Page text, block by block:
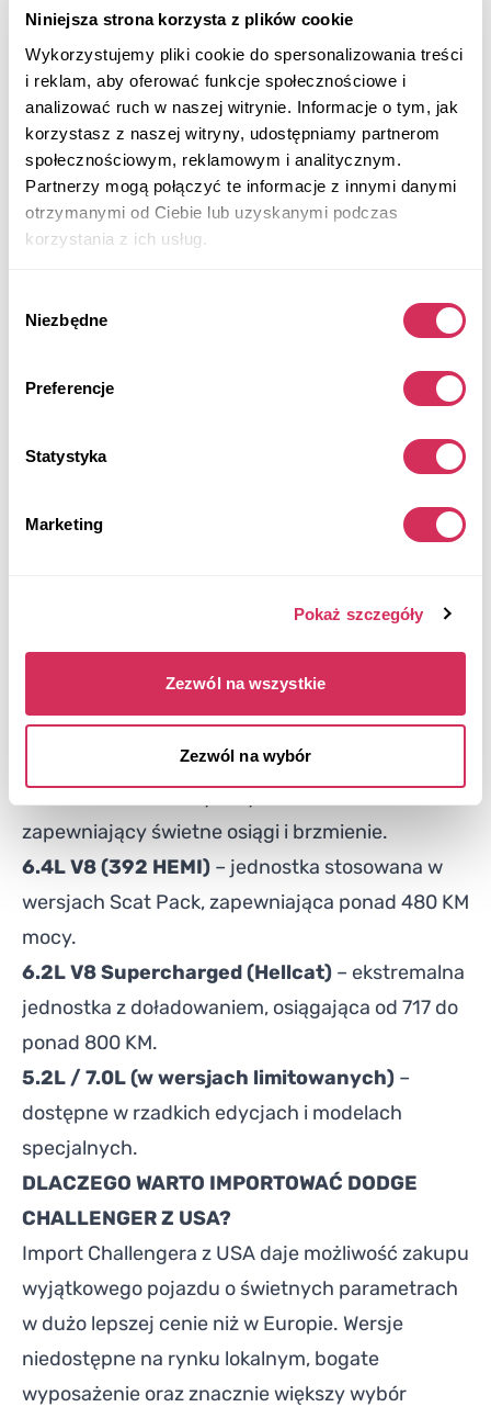
Niniejsza strona korzysta z plików cookie
Wykorzystujemy pliki cookie do spersonalizowania treści
i reklam, aby oferować funkcje społecznościowe i
analizować ruch w naszej witrynie. Informacje o tym, jak
korzystasz z naszej witryny, udostępniamy partnerom
społecznościowym, reklamowym i analitycznym.
Partnerzy mogą połączyć te informacje z innymi danymi
otrzymanymi od Ciebie lub uzyskanymi podczas
korzystania z ich usług.
zgody
Niezbędne
Preferencje
Statystyka
Marketing
Pokaż szczegóły
Zezwól na wszystkie
Zezwól na wybór
CHALLENGER:
SXT– podstawowa wersja z silnikiem V6,
automatyczną skrzynią biegów, klimatyzacją i
nowoczesnym systemem multimedialnym.
GT– bardziej sportowy wygląd, lepsze
zawieszenie i opcjonalny napęd AWD.
R/T– klasyczny muscle car z legendarnym
– wersja dla miłośników mocy z
kompresorowym silnikiem V8 6.2L o mocy 717 KM
lub więcej, z agresywnym wyglądem i torowym
charakterem.
najbardziej wymagających entuzjastów.
DOSTĘPNE SILNIKI W MODELU DODGE
CHALLENGER Z USA:
3.6L V6 Pentastar– oszczędny, ale dynamiczny
silnik do codziennej jazdy.
zapewniający świetne osiągi i brzmienie.
6.4L V8 (392 HEMI) – jednostka stosowana w
wersjach Scat Pack, zapewniająca ponad 480 KM
mocy.
6.2L V8 Supercharged (Hellcat) – ekstremalna
jednostka z doładowaniem, osiągająca od 717 do
ponad 800 KM.
5.2L / 7.0L (w wersjach limitowanych) –
dostępne w rzadkich edycjach i modelach
specjalnych.
DLACZEGO WARTO IMPORTOWAĆ DODGE
CHALLENGER Z USA?
Import Challengera z USA daje możliwość zakupu
wyjątkowego pojazdu o świetnych parametrach
w dużo lepszej cenie niż w Europie. Wersje
niedostępne na rynku lokalnym, bogate
wyposażenie oraz znacznie większy wybór